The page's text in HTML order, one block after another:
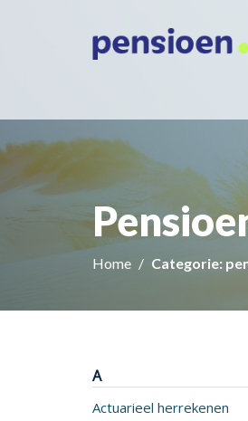
Home Categorie:
A
Actuarieel herrekenen